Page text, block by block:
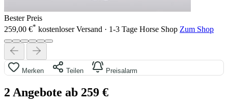
Bester Preis
259,00 €* kostenloser Versand · 1-3 Tage Horse Shop Zum Shop
Merken Teilen Preisalarm
2 Angebote ab 259 €